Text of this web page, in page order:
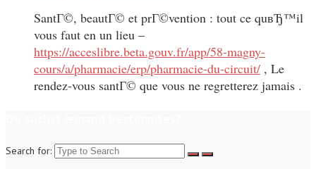
SantГ©, beautГ© et prГ©vention : tout ce quвЂ™il
vous faut en un lieu –
https://acceslibre.beta.gouv.fr/app/58-magny-
cours/a/pharmacie/erp/pharmacie-du-circuit/ , Le
rendez-vous santГ© que vous ne regretterez jamais .
Search for: